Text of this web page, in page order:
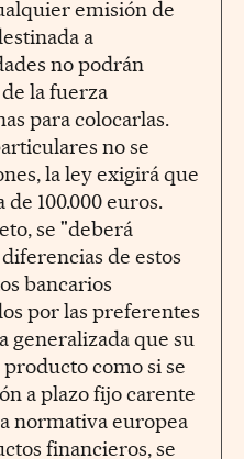
emisión de
a
no podrán
la fuerza
para colocarlas.
no se
la ley exigirá que
100.000 euros.
se "deberá
de estos
bancarios
por las preferentes
generalizada que su
como si se
a plazo fijo carente
normativa europea
financieros, se